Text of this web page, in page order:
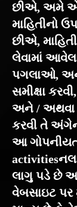
છીએ, અમે
માહિતીનો
છીએ,
લેવામાં
પગલાઓ, અને
સમીક્ષા
અને / અથવા
કરવી તે
આ
લાગુ પડે છે
વેબસાઇટ પર